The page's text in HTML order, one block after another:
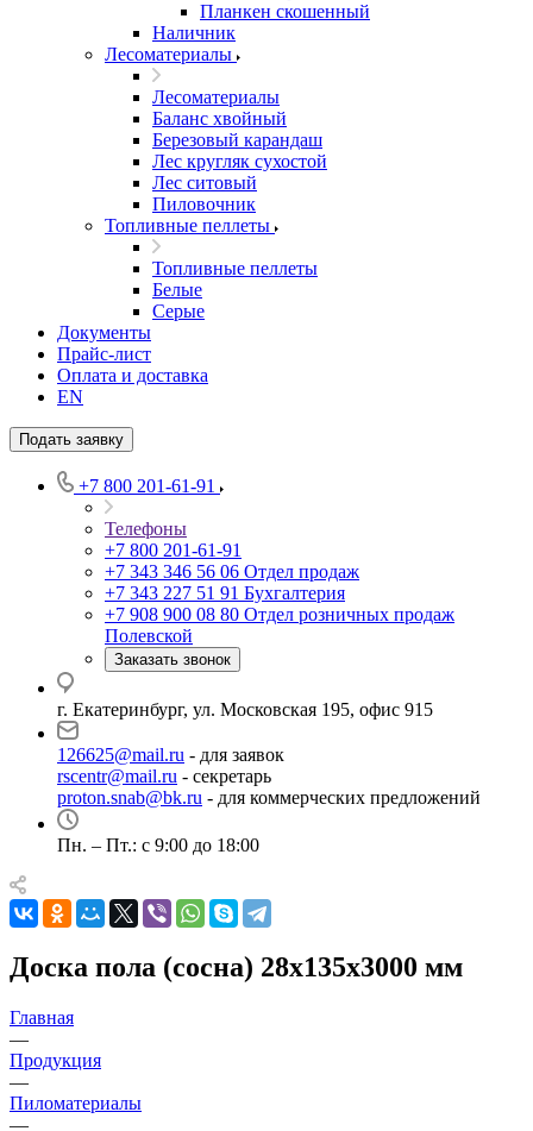
Планкен скошенный
Наличник
Лесоматериалы
Лесоматериалы
Баланс хвойный
Березовый карандаш
Лес кругляк сухостой
Лес ситовый
Пиловочник
Топливные пеллеты
Топливные пеллеты
Белые
Серые
Документы
Прайс-лист
Оплата и доставка
EN
Подать заявку
+7 800 201-61-91
Телефоны
+7 800 201-61-91
+7 343 346 56 06 Отдел продаж
+7 343 227 51 91 Бухгалтерия
+7 908 900 08 80 Отдел розничных продаж
Полевской
Заказать звонок
г. Екатеринбург, ул. Московская 195, офис 915
126625@mail.ru - для заявок
rscentr@mail.ru - секретарь
proton.snab@bk.ru - для коммерческих предложений
Пн. – Пт.: с 9:00 до 18:00
Доска пола (сосна) 28х135х3000 мм
Главная
—
Продукция
—
Пиломатериалы
—